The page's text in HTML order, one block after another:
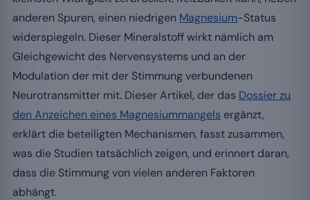
anderen Spuren, einen niedrigen Magnesium-Status
widerspiegeln. Dieser Mineralstoff wirkt nämlich am
Gleichgewicht des Nervensystems und an der
Modulation der mit der Stimmung verbundenen
Neurotransmitter mit. Dieser Artikel, der das Dossier zu
den Anzeichen eines Magnesiummangels ergänzt,
erklärt die beteiligten Mechanismen, fasst zusammen,
was die Studien tatsächlich zeigen, und erinnert daran,
dass die Stimmung von vielen anderen Faktoren
abhängt.